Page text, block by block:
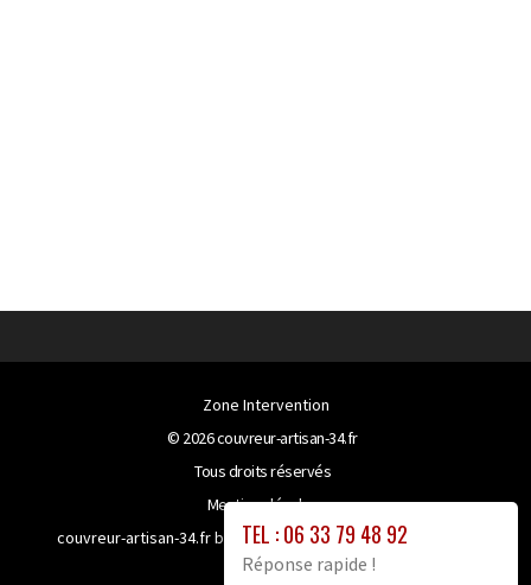
TEL : 06 33 79 48 92
Réponse rapide !
Zone Intervention
© 2026couvreur-artisan-34.fr
Tous droits réservés
Mentions légales
couvreur-artisan-34.fr bénéficie de la technologie
site proxy